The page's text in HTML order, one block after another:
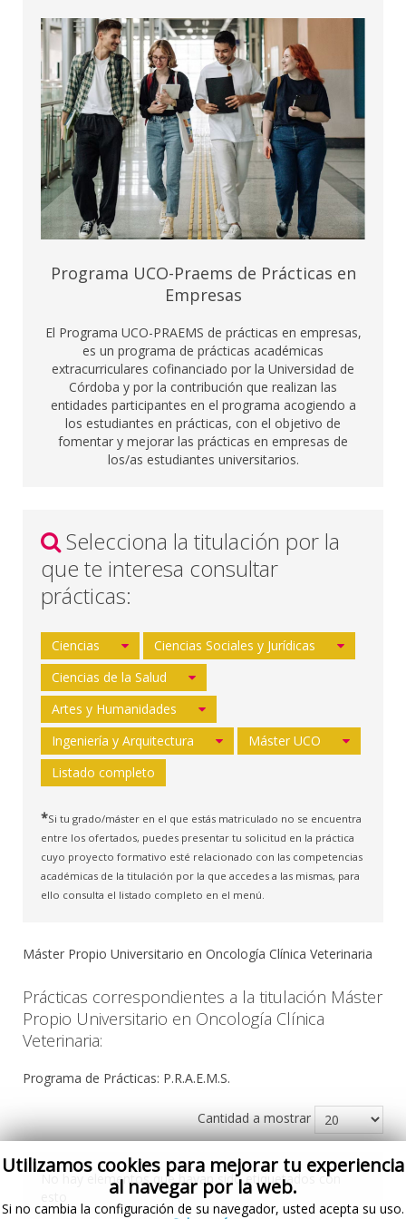
Programa UCO-Praems de Prácticas en
Empresas
El Programa UCO-PRAEMS de prácticas en empresas,
es un programa de prácticas académicas
extracurriculares cofinanciado por la Universidad de
Córdoba y por la contribución que realizan las
entidades participantes en el programa acogiendo a
los estudiantes en prácticas, con el objetivo de
fomentar y mejorar las prácticas en empresas de
los/as estudiantes universitarios.
Selecciona la titulación por la
que te interesa consultar
prácticas:
Ciencias
Ciencias Sociales y Jurídicas
Ciencias de la Salud
Artes y Humanidades
Ingeniería y Arquitectura
Máster UCO
Listado completo
*Si tu grado/máster en el que estás matriculado no se encuentra
entre los ofertados, puedes presentar tu solicitud en la práctica
cuyo proyecto formativo esté relacionado con las competencias
académicas de la titulación por la que accedes a las mismas, para
ello consulta el listado completo en el menú.
Máster Propio Universitario en Oncología Clínica Veterinaria
Prácticas correspondientes a la titulación Máster
Propio Universitario en Oncología Clínica
Veterinaria:
Programa de Prácticas: P.R.A.E.M.S.
Cantidad a mostrar
No hay elementos que hayan sido etiquetados con
Utilizamos cookies para mejorar tu experiencia
al navegar por la web.
Si no cambia la configuración de su navegador, usted acepta su uso.